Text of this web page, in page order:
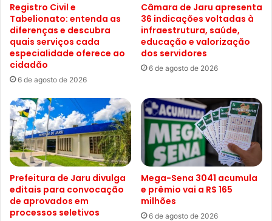
Registro Civil e
Tabelionato: entenda as
diferenças e descubra
quais serviços cada
especialidade oferece ao
cidadão
6 de agosto de 2026
Câmara de Jaru apresenta
36 indicações voltadas à
infraestrutura, saúde,
educação e valorização
dos servidores
6 de agosto de 2026
Prefeitura de Jaru divulga
editais para convocação
de aprovados em
processos seletivos
Mega-Sena 3041 acumula
e prêmio vai a R$ 165
milhões
6 de agosto de 2026